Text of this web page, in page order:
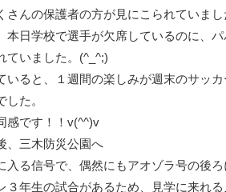
さんの保護者の方が見にこられていまし
本日学校で選手が欠席しているのに、
ていました。(^_^;)
いると、１週間の楽しみが週末のサッカ
した。
感です！！v(^^)v
、三木防災公園へ
入る信号で、偶然にもアオゾラ号の後ろ
３年生の試合があるため、見学に来れる